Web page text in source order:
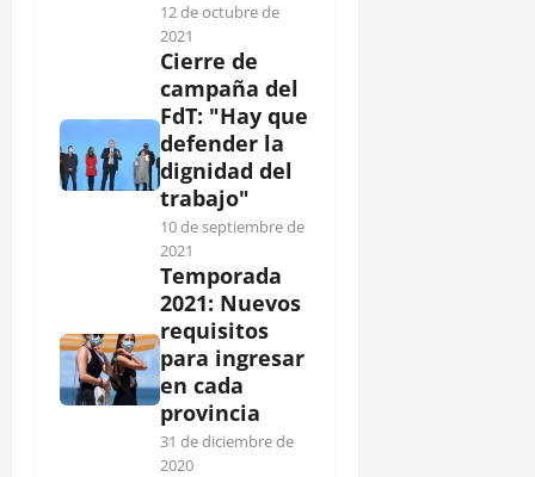
12 de octubre de
2021
Cierre de
campaña del
FdT: "Hay que
defender la
dignidad del
trabajo"
10 de septiembre de
2021
Temporada
2021: Nuevos
requisitos
para ingresar
en cada
provincia
31 de diciembre de
2020